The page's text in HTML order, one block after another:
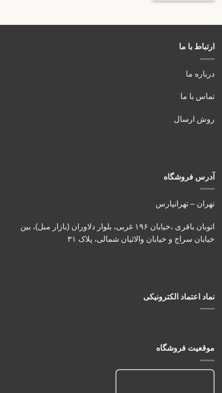
ارتباط با ما
درباره ما
تماس با ما
روش ارسال
آدرس فروشگاه
تهران – تهرانپارس
اتوبان باقری ،خیابان ۱۹۶ غربی، بلوار دلاوران (بازار مبل)، بین
خیابان سراج و خیابان والائیان شمالی، پلاک ۳۱
نماد اعتماد الکترونیکی
موقعیت فروشگاه